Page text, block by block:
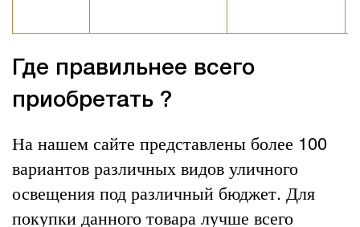
Где правильнее всего
приобретать ?
На нашем сайте представлены более 100
вариантов различных видов уличного
освещения под различный бюджет. Для
покупки данного товара лучше всего